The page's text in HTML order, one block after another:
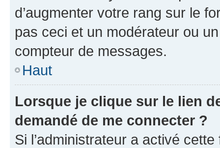
d’augmenter votre rang sur le
pas ceci et un modérateur ou
compteur de messages.
Haut
Lorsque je clique sur le lien
demandé de me connecter ?
Si l’administrateur a activé